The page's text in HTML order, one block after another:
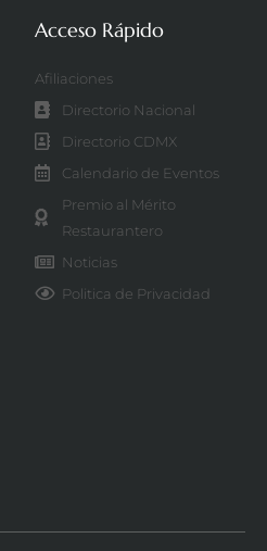
Acceso Rápido
Afiliaciones
Directorio Nacional
Directorio CDMX
Calendario de Eventos
Premio al Mérito
Restaurantero
Noticias
Politica de Privacidad